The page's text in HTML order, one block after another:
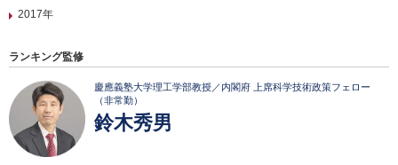
2017年
ランキング監修
慶應義塾大学理工学部教授／内閣府 上席科学技術政策フェロー
（非常勤）
鈴木秀男